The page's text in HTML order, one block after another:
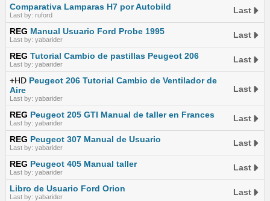
Comparativa Lamparas H7 por Autobild
Last by: ruford Last
REG Manual Usuario Ford Probe 1995
Last by: yabarider Last
REG Tutorial Cambio de pastillas Peugeot 206
Last by: yabarider Last
+HD Peugeot 206 Tutorial Cambio de Ventilador de
Aire
Last by: yabarider
Last
REG Peugeot 205 GTI Manual de taller en Frances
Last by: yabarider Last
REG Peugeot 307 Manual de Usuario
Last by: yabarider Last
REG Peugeot 405 Manual taller
Last by: yabarider Last
Libro de Usuario Ford Orion
Last by: yabarider Last